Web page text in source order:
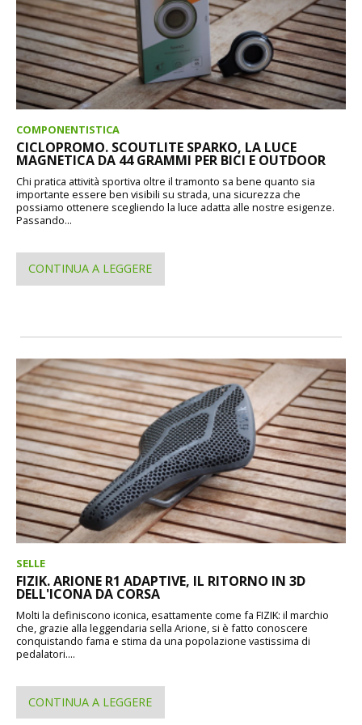
COMPONENTISTICA
CICLOPROMO. SCOUTLITE SPARKO, LA LUCE
MAGNETICA DA 44 GRAMMI PER BICI E OUTDOOR
Chi pratica attività sportiva oltre il tramonto sa bene quanto sia
importante essere ben visibili su strada, una sicurezza che
possiamo ottenere scegliendo la luce adatta alle nostre esigenze.
Passando...
CONTINUA A LEGGERE
SELLE
FIZIK. ARIONE R1 ADAPTIVE, IL RITORNO IN 3D
DELL'ICONA DA CORSA
Molti la definiscono iconica, esattamente come fa FIZIK: il marchio
che, grazie alla leggendaria sella Arione, si è fatto conoscere
conquistando fama e stima da una popolazione vastissima di
pedalatori....
CONTINUA A LEGGERE